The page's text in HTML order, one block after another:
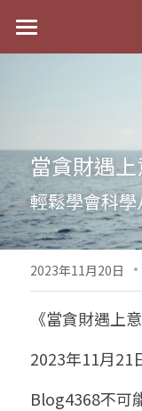
最新消息
祖傳命理
手工印鑑
課程介紹
五行八字學
後天派陽宅
Blog
黃金會員專
八字雜記
心靈成長
人氣最高
試閱專區
Podcast聽
團隊訓練營
八字視頻
線上學苑
八字初階班
八字初階班
命理商城
八字完整班
我的著作
當貪財遇
輕鬆學會科
2023年11月20日 ·
《當貪財遇上
2023年11月
Blog4368不可
《十神高階實
1美元超值PDF